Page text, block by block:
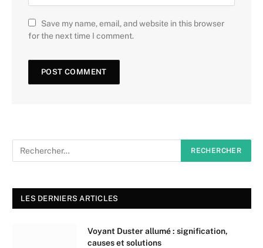
Save my name, email, and website in this browser
for the next time I comment.
LES DERNIERS ARTICLES
Voyant Duster allumé : signification,
causes et solutions